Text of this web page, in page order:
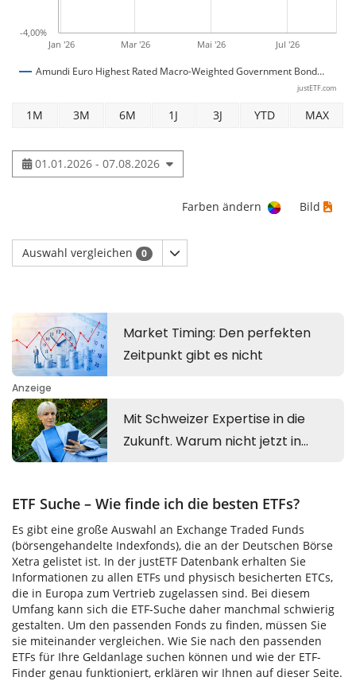
Amundi Euro Highest Rated Macro-Weighted Government Bond…
Jan '26 Mar '26 Mai '26 Jul '26
-4,00%
justETF.com
1M 3M 6M 1J 3J YTD MAX
01.01.2026 - 07.08.2026
Farben ändern Bild
Auswahl vergleichen 0
ETF Suche – Wie finde ich die besten ETFs?
Es gibt eine große Auswahl an Exchange Traded Funds
(börsengehandelte Indexfonds), die an der Deutschen Börse
Xetra gelistet ist. In der justETF Datenbank erhalten Sie
Informationen zu allen ETFs und physisch besicherten ETCs,
die in Europa zum Vertrieb zugelassen sind. Bei diesem
Umfang kann sich die ETF-Suche daher manchmal schwierig
gestalten. Um den passenden Fonds zu finden, müssen Sie
sie miteinander vergleichen. Wie Sie nach den passenden
ETFs für Ihre Geldanlage suchen können und wie der ETF-
Finder genau funktioniert, erklären wir Ihnen auf dieser Seite.